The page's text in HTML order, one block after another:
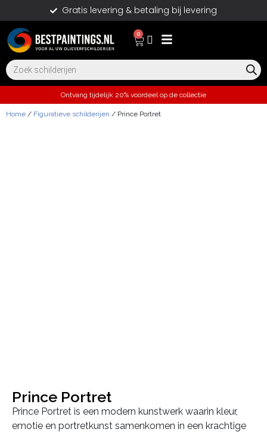
Gratis levering & betaling bij levering
0
Ontvang tijdelijk 20% voordeel op de collectie
Home / Figuratieve schilderijen / Prince Portret
Prince Portret
Prince Portret is een modern kunstwerk waarin kleur,
emotie en portretkunst samenkomen in een krachtige